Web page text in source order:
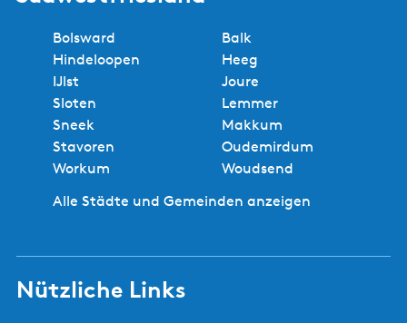
Bolsward
Balk
Hindeloopen
Heeg
IJlst
Joure
Sloten
Lemmer
Sneek
Makkum
Stavoren
Oudemirdum
Workum
Woudsend
Alle Städte und Gemeinden anzeigen
Nützliche Links